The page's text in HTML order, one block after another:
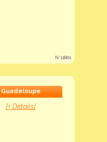
N°11801
Guadeloupe
[+ Détails]